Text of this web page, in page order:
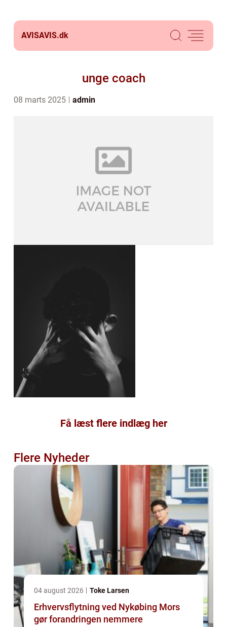
AVISAVIS.dk
unge coach
08 marts 2025 admin
Få læst flere indlæg her
Flere Nyheder
04 august 2026 Toke Larsen
Erhvervsflytning ved Nykøbing Mors
gør forandringen nemmere